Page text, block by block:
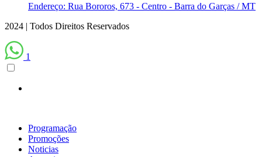
Endereço: Rua Bororos, 673 - Centro - Barra do Garças / MT
2024 | Todos Direitos Reservados
1
Programação
Promoções
Noticias